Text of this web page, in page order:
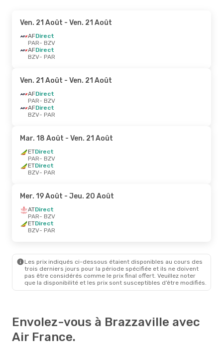
Ven. 21 Août - Ven. 21 Août
AFDirect
PAR- BZV
AFDirect
BZV- PAR
Ven. 21 Août - Ven. 21 Août
AFDirect
PAR- BZV
AFDirect
BZV- PAR
Mar. 18 Août - Ven. 21 Août
ETDirect
PAR- BZV
ETDirect
BZV- PAR
Mer. 19 Août - Jeu. 20 Août
ATDirect
PAR- BZV
ETDirect
BZV- PAR
Les prix indiqués ci-dessous étaient disponibles au cours des
trois derniers jours pour la période spécifiée et ils ne doivent
pas être considérés comme le prix final offert. Veuillez noter
que la disponibilité et les prix sont susceptibles d’être modifiés.
Envolez-vous à Brazzaville avec
Air France.